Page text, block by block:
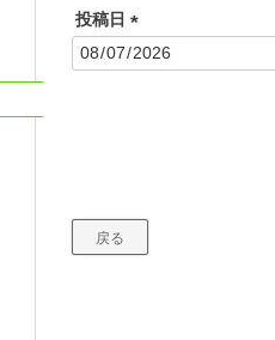
投稿日
(
必
戻る